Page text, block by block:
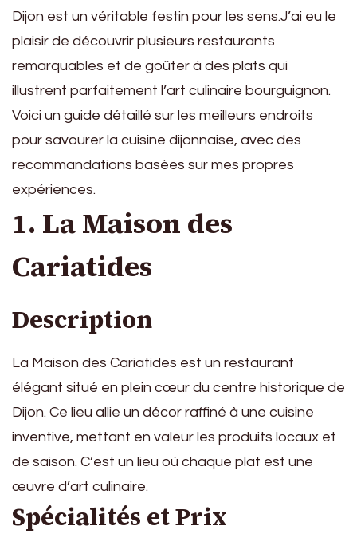
Dijon est un véritable festin pour les sens.J’ai eu le
plaisir de découvrir plusieurs restaurants
remarquables et de goûter à des plats qui
illustrent parfaitement l’art culinaire bourguignon.
Voici un guide détaillé sur les meilleurs endroits
pour savourer la cuisine dijonnaise, avec des
recommandations basées sur mes propres
expériences.
1. La Maison des
Cariatides
Description
La Maison des Cariatides est un restaurant
élégant situé en plein cœur du centre historique de
Dijon. Ce lieu allie un décor raffiné à une cuisine
inventive, mettant en valeur les produits locaux et
de saison. C’est un lieu où chaque plat est une
œuvre d’art culinaire.
Spécialités et Prix